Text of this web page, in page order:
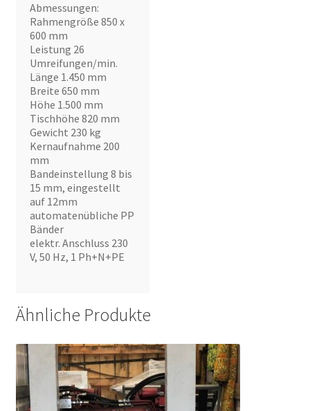
Abmessungen:
Rahmengröße 850 x
600 mm
Leistung 26
Umreifungen/min.
Länge 1.450 mm
Breite 650 mm
Höhe 1.500 mm
Tischhöhe 820 mm
Gewicht 230 kg
Kernaufnahme 200
mm
Bandeinstellung 8 bis
15 mm, eingestellt
auf 12mm
automatenübliche PP
Bänder
elektr. Anschluss 230
V, 50 Hz, 1 Ph+N+PE
Ähnliche Produkte